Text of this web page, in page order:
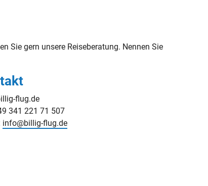
Sie gern unsere Reiseberatung. Nennen Sie
flug.de
341 221 71 507
info@billig-flug.de